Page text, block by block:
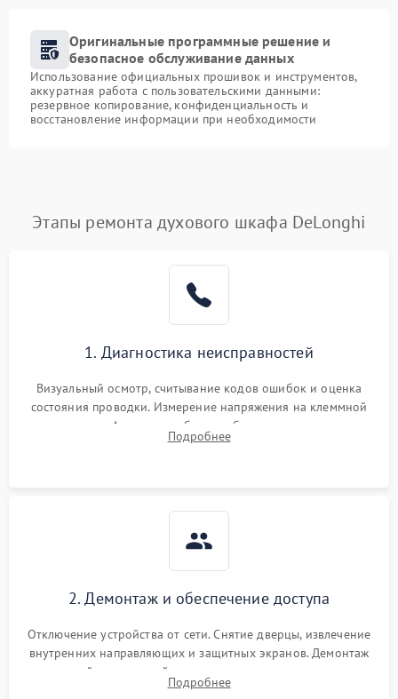
Оригинальные программные решение и
безопасное обслуживание данных
Использование официальных прошивок и инструментов,
аккуратная работа с пользовательскими данными:
резервное копирование, конфиденциальность и
восстановление информации при необходимости
Этапы ремонта духового шкафа DeLonghi
1. Диагностика неисправностей
Визуальный осмотр, считывание кодов ошибок и оценка
состояния проводки. Измерение напряжения на клеммной
колодке. Анализ жалоб на проблемы с нагревом,
конвекцией, панелью управления или блокировкой дверцы.
Подробнее
2. Демонтаж и обеспечение доступа
Отключение устройства от сети. Снятие дверцы, извлечение
внутренних направляющих и защитных экранов. Демонтаж
задней или верхней панели для прямого доступа к
нагревательным элементам, плате и вентиляторам.
Подробнее